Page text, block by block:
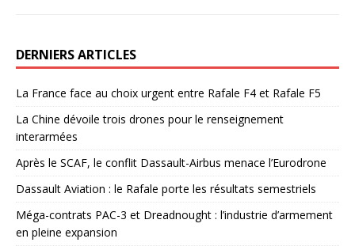
DERNIERS ARTICLES
La France face au choix urgent entre Rafale F4 et Rafale F5
La Chine dévoile trois drones pour le renseignement
interarmées
Après le SCAF, le conflit Dassault-Airbus menace l’Eurodrone
Dassault Aviation : le Rafale porte les résultats semestriels
Méga-contrats PAC-3 et Dreadnought : l’industrie d’armement
en pleine expansion